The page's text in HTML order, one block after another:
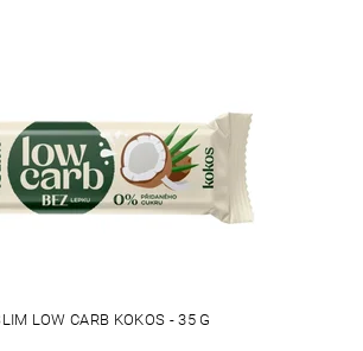
LOW CARB KOKOS - 35 G